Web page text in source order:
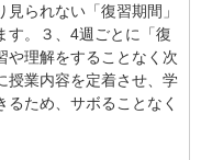
られない「復習期間」
す。３、4週ごとに「復
や理解をすることなく次
授業内容を定着させ、学
ため、サボることなく